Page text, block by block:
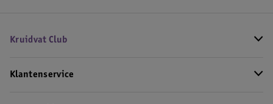
Kruidvat Club
Klantenservice